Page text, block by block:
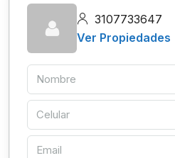
3107733647
Ver Propiedades